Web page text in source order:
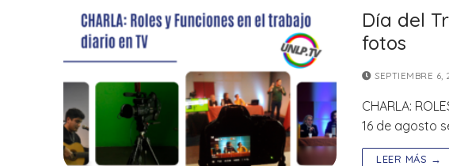
Día del
fotos
SEPTIEMBRE 6,
CHARLA:
16 de agosto
LEER MÁS →